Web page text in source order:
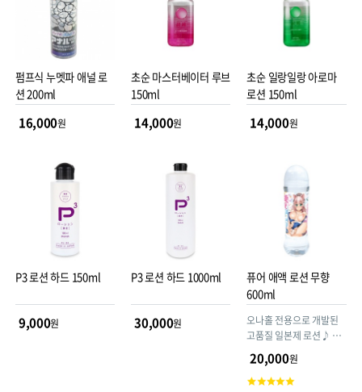
펌프식 누멧파 애널 로
션 200ml
16,000원
초순 마스터베이터 루브
150ml
14,000원
초순 일랑일랑 아로마
로션 150ml
14,000원
P3 로션 하드 150ml
9,000원
P3 로션 하드 1000ml
30,000원
퓨어 애액 로션 무향
600ml
오나홀 전용으로 개발된
고품질 일본제 로션♪ 이
것 하나로 평범한 오나홀
이 명기로 대변신☆ 추가
주입 필요 없는 압도적인
20,000원
고